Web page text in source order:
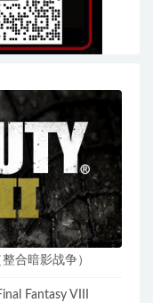
合暗影战争）
Fantasy VIII